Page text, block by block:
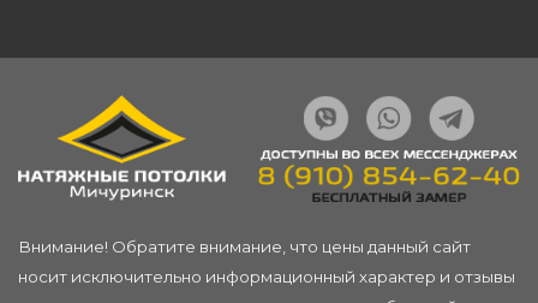
Внимание! Обратите внимание, что цены данный сайт
носит исключительно информационный характер и отзывы